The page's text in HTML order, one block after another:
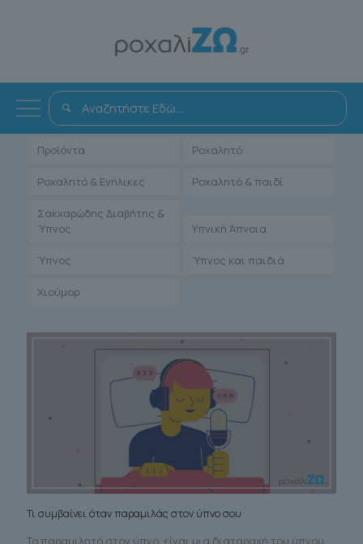
Αντιμετώπιση
Άρθρα Γιατρών Ενηλίκων
Μαρτυρίες Ιατρών
Προϊόντα Ροχαλητό
Ροχαλητό & Ενήλικες Ροχαλητό & παιδί
Σακχαρώδης Διαβήτης &
Ύπνος
Υπνική Άπνοια
Ύπνος Ύπνος και παιδιά
Χιούμορ
Τι συμβαίνει όταν παραμιλάς στον ύπνο σου
Το παραμιλητό στον ύπνο, είναι μια διαταραχή του ύπνου